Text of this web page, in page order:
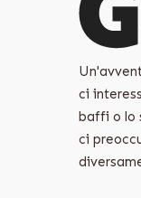
ci
baffi o lo
ci